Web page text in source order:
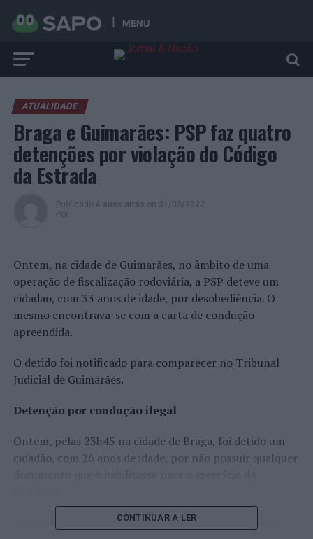
MENU
ATUALIDADE
Braga e Guimarães: PSP faz quatro
detenções por violação do Código
da Estrada
Publicado 4 anos atrás on 31/03/2022
Por
Ontem, na cidade de Guimarães, no âmbito de uma
operação de fiscalização rodoviária, a PSP deteve um
cidadão, com 33 anos de idade, por desobediência. O
mesmo encontrava-se com a carta de condução
apreendida.
O detido foi notificado para comparecer no Tribunal
Judicial de Guimarães.
Detençãopor condução ilegal
Ontem, pelas 23h45 na cidade de Braga, foi detido um
cidadão, com 26 anos de idade, por não possuir qualquer
O detido foi notificado para comparecer no Tribunal
CONTINUAR A LER